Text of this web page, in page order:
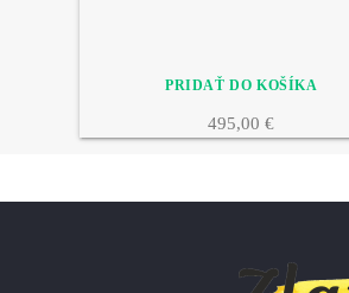
495,00 €